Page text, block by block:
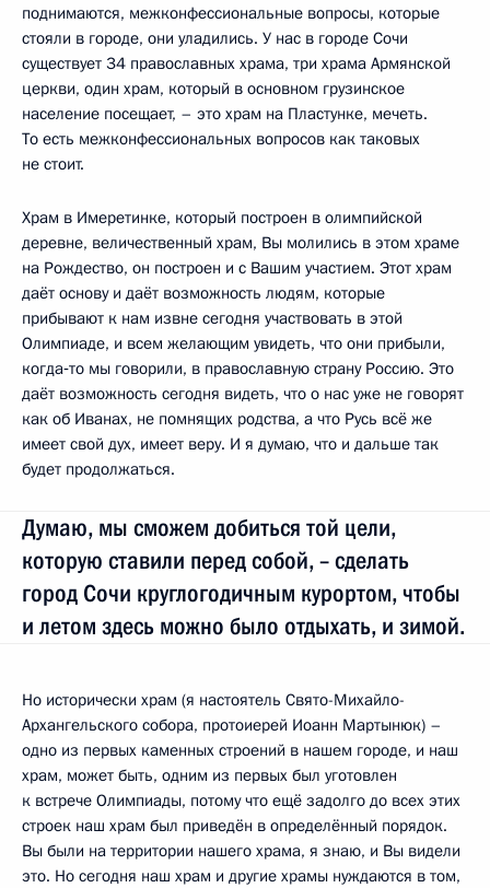
поднимаются, межконфессиональные вопросы, которые
стояли в городе, они уладились. У нас в городе Сочи
существует 34 православных храма, три храма Армянской
церкви, один храм, который в основном грузинское
население посещает, – это храм на Пластунке, мечеть.
То есть межконфессиональных вопросов как таковых
не стоит.
Храм в Имеретинке, который построен в олимпийской
деревне, величественный храм, Вы молились в этом храме
на Рождество, он построен и с Вашим участием. Этот храм
даёт основу и даёт возможность людям, которые
прибывают к нам извне сегодня участвовать в этой
Олимпиаде, и всем желающим увидеть, что они прибыли,
когда‑то мы говорили, в православную страну Россию. Это
даёт возможность сегодня видеть, что о нас уже не говорят
как об Иванах, не помнящих родства, а что Русь всё же
имеет свой дух, имеет веру. И я думаю, что и дальше так
будет продолжаться.
Думаю, мы сможем добиться той цели,
которую ставили перед собой, – сделать
город Сочи круглогодичным курортом, чтобы
и летом здесь можно было отдыхать, и зимой.
Но исторически храм (я настоятель Свято-Михайло-
Архангельского собора, протоиерей Иоанн Мартынюк) –
одно из первых каменных строений в нашем городе, и наш
храм, может быть, одним из первых был уготовлен
к встрече Олимпиады, потому что ещё задолго до всех этих
строек наш храм был приведён в определённый порядок.
Вы были на территории нашего храма, я знаю, и Вы видели
это. Но сегодня наш храм и другие храмы нуждаются в том,